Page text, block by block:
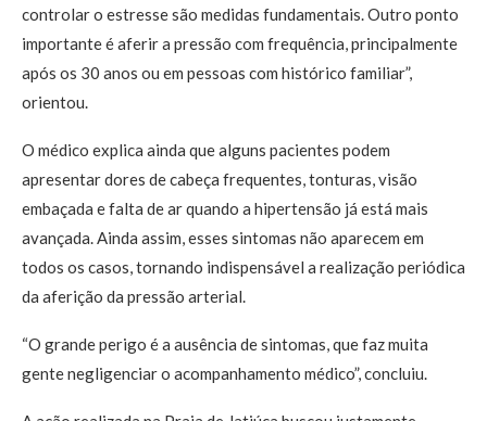
controlar o estresse são medidas fundamentais. Outro ponto
importante é aferir a pressão com frequência, principalmente
após os 30 anos ou em pessoas com histórico familiar”,
orientou.
O médico explica ainda que alguns pacientes podem
apresentar dores de cabeça frequentes, tonturas, visão
embaçada e falta de ar quando a hipertensão já está mais
avançada. Ainda assim, esses sintomas não aparecem em
todos os casos, tornando indispensável a realização periódica
da aferição da pressão arterial.
“O grande perigo é a ausência de sintomas, que faz muita
gente negligenciar o acompanhamento médico”, concluiu.